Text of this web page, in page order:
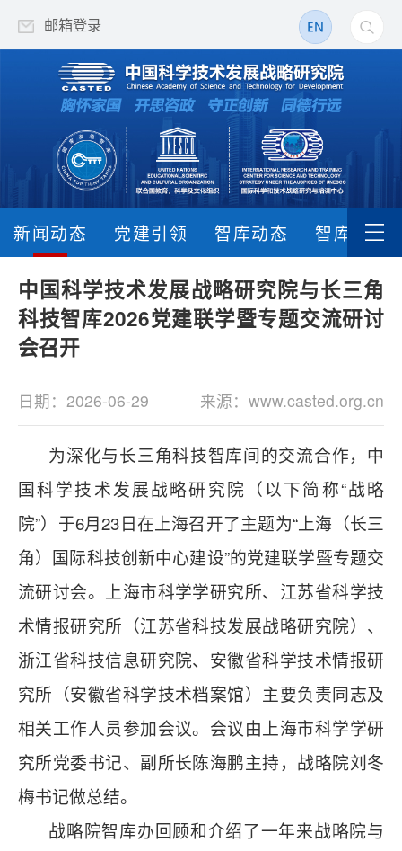
邮箱登录
新闻动态 党建引领 智库动态 智库成果
中国科学技术发展战略研究院与长三角
科技智库2026党建联学暨专题交流研讨
会召开
日期：2026-06-29 来源：www.casted.org.cn
为深化与长三角科技智库间的交流合作，中
国科学技术发展战略研究院（以下简称“战略
院”）于6月23日在上海召开了主题为“上海（长三
角）国际科技创新中心建设”的党建联学暨专题交
流研讨会。上海市科学学研究所、江苏省科学技
术情报研究所（江苏省科技发展战略研究院）、
浙江省科技信息研究院、安徽省科学技术情报研
究所（安徽省科学技术档案馆）主要负责同志及
相关工作人员参加会议。会议由上海市科学学研
究所党委书记、副所长陈海鹏主持，战略院刘冬
梅书记做总结。
战略院智库办回顾和介绍了一年来战略院与